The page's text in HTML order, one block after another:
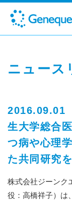
ニュース
2016.09.01
生大学総合
つ病や心理
た共同研究
株式会社ジーンク
役：高橋祥子）